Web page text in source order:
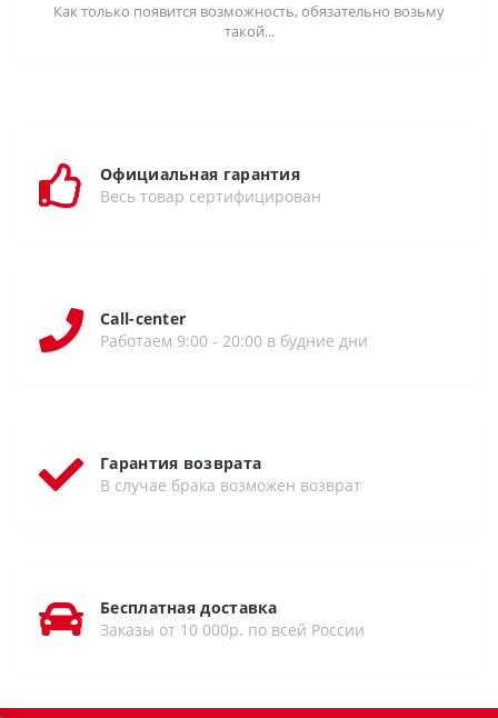
Как только появится возможность, обязательно возьму
такой...
Официальная гарантия
Весь товар сертифицирован
Call-center
Работаем 9:00 - 20:00 в будние дни
Гарантия возврата
В случае брака возможен возврат
Бесплатная доставка
Заказы от 10 000р. по всей России